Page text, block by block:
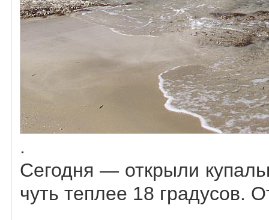
.
Сегодня — открыли
чуть теплее 18 градусов.